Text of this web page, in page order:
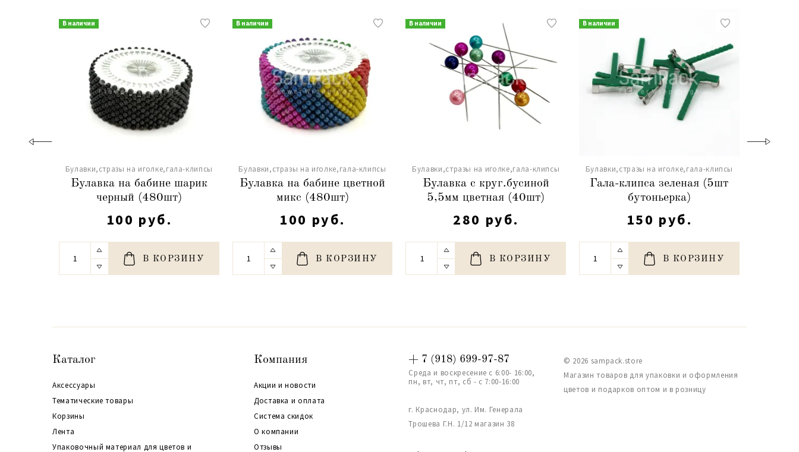
В наличии
Булавки,стразы на иголке,гала-клипсы
Булавка на бабине шарик
черный (480шт)
100 руб.
В КОРЗИНУ
В наличии
Булавки,стразы на иголке,гала-клипсы
Булавка на бабине цветной
микс (480шт)
100 руб.
В КОРЗИНУ
В наличии
Булавки,стразы на иголке,гала-клипсы
Булавка с круг.бусиной
5,5мм цветная (40шт)
280 руб.
В КОРЗИНУ
В наличии
Булавки,стразы на иголке,гала-клипсы
Гала-клипса зеленая (5шт
бутоньерка)
150 руб.
В КОРЗИНУ
Каталог
Аксессуары
Тематические товары
Корзины
Лента
Упаковочный материал для цветов и
Компания
Акции и новости
Доставка и оплата
Система скидок
О компании
Отзывы
+ 7 (918) 699-97-87
Среда и воскресение с 6:00- 16:00,
пн, вт, чт, пт, сб - с 7:00-16:00
г. Краснодар, ул. Им. Генерала
Трошева Г.Н. 1/12 магазин 38
© 2026 sampack.store
Магазин товаров для упаковки и оформления
цветов и подарков оптом и в розницу